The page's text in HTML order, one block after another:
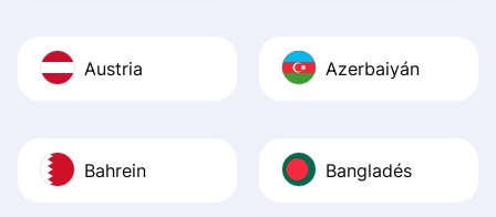
Austria Azerbaiyán
Bahrein Bangladés